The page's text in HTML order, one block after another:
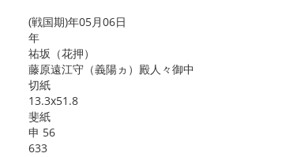
(戦国期)年05月06日
年
祐坂（花押）
藤原遠江守（義陽ヵ）殿人々御中
切紙
13.3x51.8
斐紙
申 56
633